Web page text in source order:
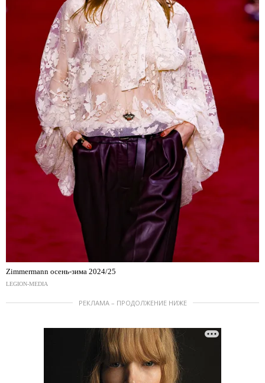
Zimmermann осень-зима 2024/25
LEGION-MEDIA
РЕКЛАМА – ПРОДОЛЖЕНИЕ НИЖЕ